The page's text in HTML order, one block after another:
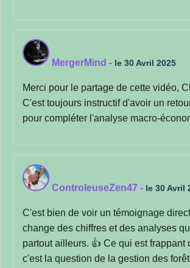
MergerMind - le 30 Avril 2025
Merci pour le partage de cette vidéo,
C'est toujours instructif d'avoir un
pour compléter l'analyse macro-
ControleuseZen47 - le 30 Avril
C'est bien de voir un témoignage
change des chiffres et des analyses
partout ailleurs. 👍 Ce qui est frappant
c'est la question de la gestion des